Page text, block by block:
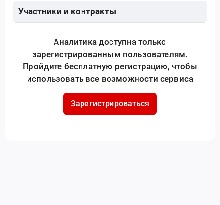
Участники и контракты
Аналитика доступна только
зарегистрированным пользователям.
Пройдите бесплатную регистрацию, чтобы
использовать все возможности сервиса
Зарегистрироваться